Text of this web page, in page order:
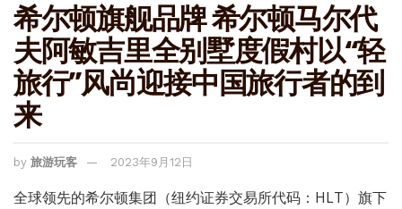
希尔顿旗舰品牌 希尔顿马尔代
夫阿敏吉里全别墅度假村以“轻
旅行”风尚迎接中国旅行者的到
来
by 旅游玩客 2023年9月12日
全球领先的希尔顿集团（纽约证券交易所代码：HLT）旗下